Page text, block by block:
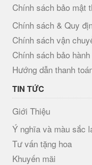
Chính sách bảo mật
Chính sách & Quy
Chính sách vận
Chính sách bảo hành
Hướng dẫn thanh
TIN TỨC
Giới Thiệu
Ý nghĩa và màu sắc
Tư vấn tặng hoa
Khuyến mãi